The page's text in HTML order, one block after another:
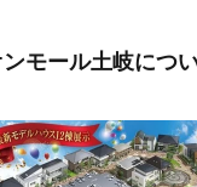
モール土岐につ